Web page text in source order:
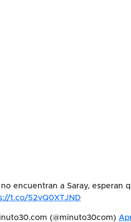
encuentran a Saray, esperan
t.co/52vQ0XTJND
(@minuto30com)